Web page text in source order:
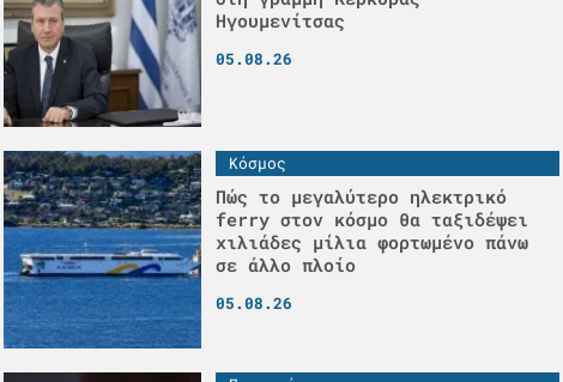
Ηγουμενίτσας
05.08.26
Κόσμος
Πώς το μεγαλύτερο ηλεκτρικό
ferry στον κόσμο θα ταξιδέψει
χιλιάδες μίλια φορτωμένο πάνω
σε άλλο πλοίο
05.08.26